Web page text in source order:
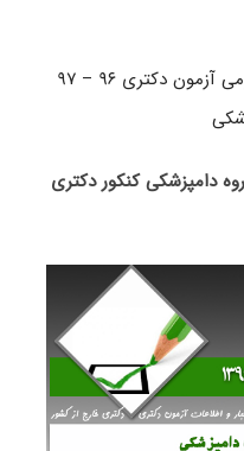
دانلود سؤالات زبان انگلیسی عمومی آزمون دکتری ۹۶ – ۹۷
دامپزشکی کنکور دکتری